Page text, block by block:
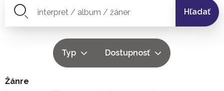
Hľadať
Typ Dostupnosť
Žánre